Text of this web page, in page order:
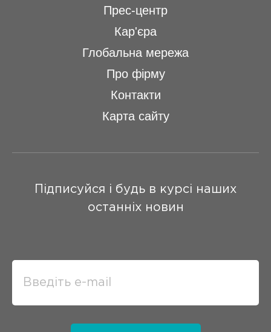
Прес-центр
Кар'єра
Глобальна мережа
Про фірму
Контакти
Карта сайту
Підписуйся і будь в курсі наших
останніх новин